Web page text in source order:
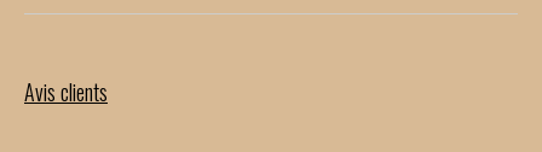
Avis clients